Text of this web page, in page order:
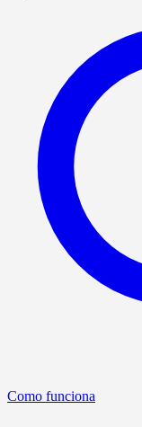
Como funciona